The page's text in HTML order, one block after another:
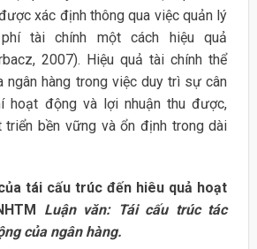
xác định thông qua việc quản lý
tài chính một cách hiệu quả
2007). Hiệu quả tài chính thể
ngân hàng trong việc duy trì sự cân
hoạt động và lợi nhuận thu được,
bền vững và ổn định trong dài
tái cấu trúc đến hiêu quả hoạt
Luận văn: Tái cấu trúc tác
của ngân hàng.